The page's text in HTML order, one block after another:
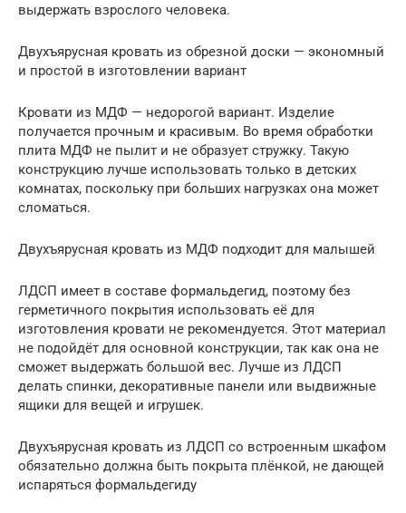
выдержать взрослого человека.
Двухъярусная кровать из обрезной доски — экономный
и простой в изготовлении вариант
Кровати из МДФ — недорогой вариант. Изделие
получается прочным и красивым. Во время обработки
плита МДФ не пылит и не образует стружку. Такую
конструкцию лучше использовать только в детских
комнатах, поскольку при больших нагрузках она может
сломаться.
Двухъярусная кровать из МДФ подходит для малышей
ЛДСП имеет в составе формальдегид, поэтому без
герметичного покрытия использовать её для
изготовления кровати не рекомендуется. Этот материал
не подойдёт для основной конструкции, так как она не
сможет выдержать большой вес. Лучше из ЛДСП
делать спинки, декоративные панели или выдвижные
ящики для вещей и игрушек.
Двухъярусная кровать из ЛДСП со встроенным шкафом
обязательно должна быть покрыта плёнкой, не дающей
испаряться формальдегиду